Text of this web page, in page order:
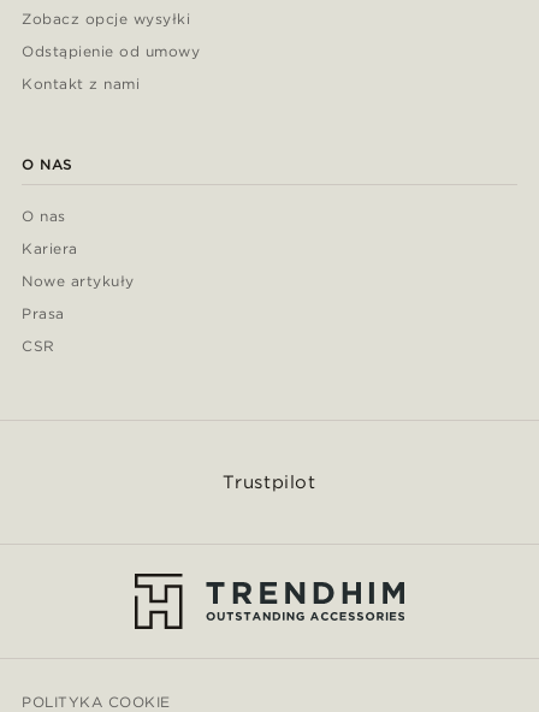
Zobacz opcje wysyłki
Odstąpienie od umowy
Kontakt z nami
O NAS
O nas
Kariera
Nowe artykuły
Prasa
CSR
Trustpilot
POLITYKA COOKIE